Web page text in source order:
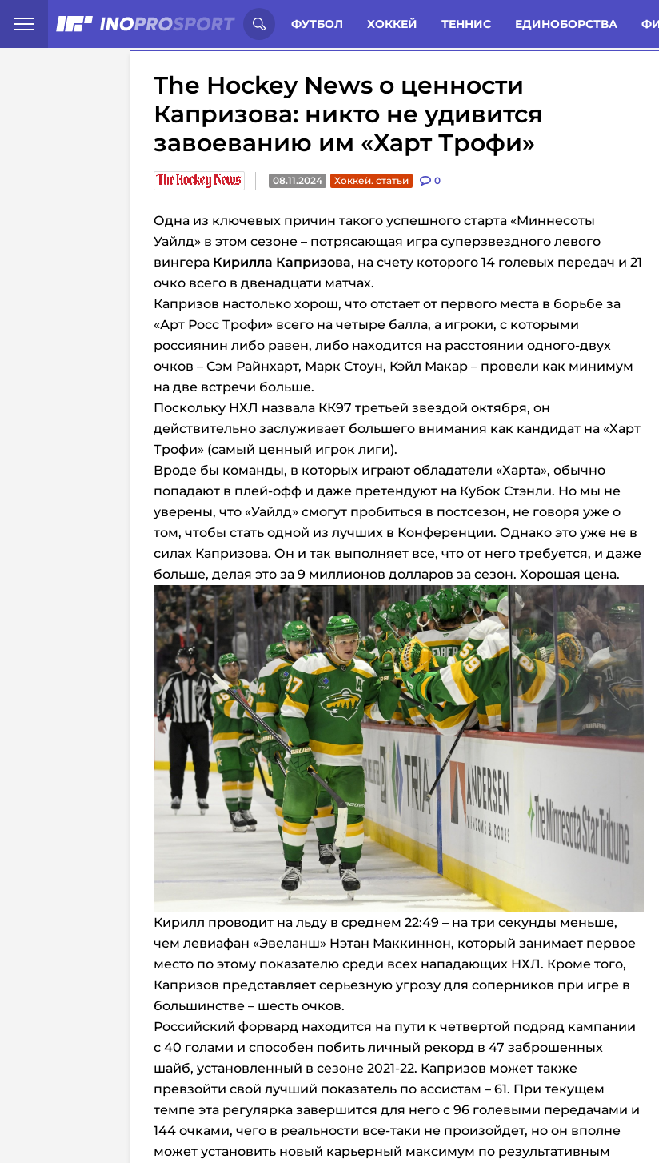
ФУТБОЛ ХОККЕЙ ТЕННИС ЕДИНОБОРСТВА
Иностранцы о спорте России: Статьи Комменты Новости
The Hockey News о ценности
Капризова: никто не удивится
завоеванию им «Харт Трофи»
08.11.2024 Хоккей. статьи 0
Одна из ключевых причин такого успешного старта «Миннесоты
Уайлд» в этом сезоне – потрясающая игра суперзвездного левого
вингера Кирилла Капризова, на счету которого 14 голевых передач и 21
очко всего в двенадцати матчах.
Капризов настолько хорош, что отстает от первого места в борьбе за
«Арт Росс Трофи» всего на четыре балла, а игроки, с которыми
россиянин либо равен, либо находится на расстоянии одного-двух
очков – Сэм Райнхарт, Марк Стоун, Кэйл Макар – провели как минимум
на две встречи больше.
Поскольку НХЛ назвала КК97 третьей звездой октября, он
действительно заслуживает большего внимания как кандидат на «Харт
Трофи» (самый ценный игрок лиги).
Вроде бы команды, в которых играют обладатели «Харта», обычно
попадают в плей-офф и даже претендуют на Кубок Стэнли. Но мы не
уверены, что «Уайлд» смогут пробиться в постсезон, не говоря уже о
том, чтобы стать одной из лучших в Конференции. Однако это уже не в
силах Капризова. Он и так выполняет все, что от него требуется, и даже
больше, делая это за 9 миллионов долларов за сезон. Хорошая цена.
Кирилл проводит на льду в среднем 22:49 – на три секунды меньше,
чем левиафан «Эвеланш» Нэтан Маккиннон, который занимает первое
место по этому показателю среди всех нападающих НХЛ. Кроме того,
Капризов представляет серьезную угрозу для соперников при игре в
большинстве – шесть очков.
Российский форвард находится на пути к четвертой подряд кампании
с 40 голами и способен побить личный рекорд в 47 заброшенных
шайб, установленный в сезоне 2021-22. Капризов может также
превзойти свой лучший показатель по ассистам – 61. При текущем
темпе эта регулярка завершится для него с 96 голевыми передачами и
144 очками, чего в реальности все-таки не произойдет, но он вполне
может установить новый карьерный максимум по результативным